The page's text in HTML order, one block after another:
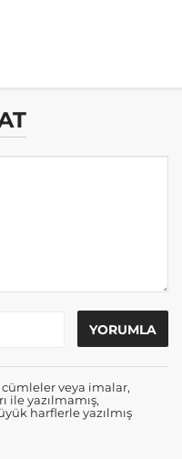
veya imalar,
ile yazılmamış,
harflerle yazılmış